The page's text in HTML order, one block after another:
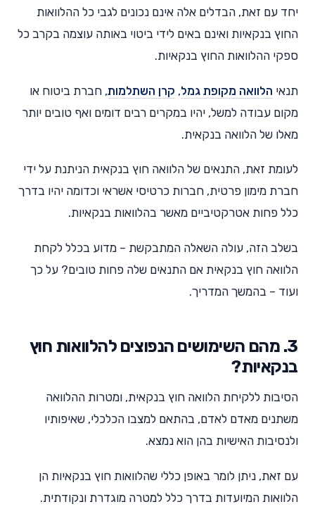
יחד עם זאת, הבדלים אלה אינם נכונים לגבי כל ההלוואות
החוץ בנקאיות ואינם באים לידי ביטוי באותה עוצמה בקרב כל
ספקי ההלוואות החוץ בנקאיות.
תנאי הלוואה מקופת גמל, קרן השתלמות, חברת ביטוח או
מקום עבודה למשל, יהיו במקרים רבים דומים ואף טובים יותר
מאלו של הלוואה בנקאית.
לעומת זאת, התנאים של הלוואה חוץ בנקאית הניתנת על ידי
חברת מימון פרטית, חברות כרטיסי אשראי וכדומה יהיו בדרך
כלל פחות אטרקטיביים מאשר בהלוואות בנקאיות.
בשלב הזה, עולה השאלה המתבקשת – מדוע בכלל לקחת
הלוואה חוץ בנקאית אם התנאים שלה פחות טובים? על כך
ועוד – בהמשך המדריך.
3. מהם השימושים הנפוצים להלוואות חוץ
בנקאיות?
הסיבות ללקיחת הלוואה חוץ בנקאית, ומטרות ההלוואה
משתנים מאדם לאדם, בהתאם למצבו הכלכלי, שאיפותיו
ולנסיבות האישיות בהן הוא נמצא.
עם זאת, ניתן לומר באופן כללי שהלוואות חוץ בנקאיות הן
הלוואות המיועדות בדרך כלל למטרה מוגדרת ונקודתית.